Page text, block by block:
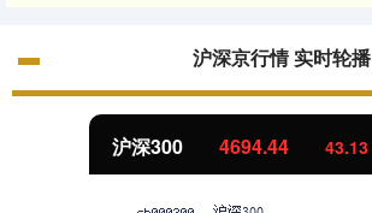
沪深京行情 实时轮播
沪深300 4694.44 43.13